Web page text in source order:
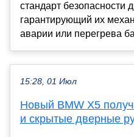
стандарт безопасности
гарантирующий их
аварии или перегрева
15:28, 01 Июл
Новый BMW X5
и скрытые дверные